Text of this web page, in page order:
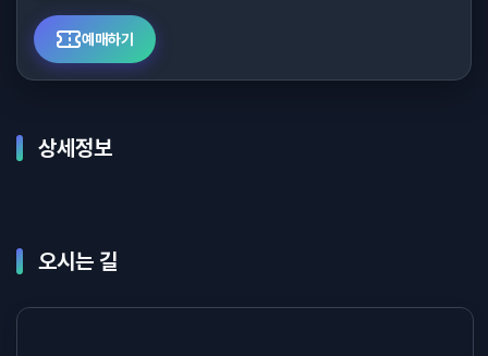
예매하기
상세정보
오시는 길